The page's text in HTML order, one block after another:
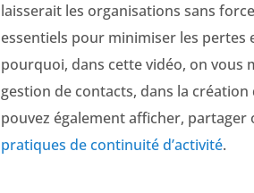
laisserait les organisations sans
essentiels pour minimiser les pertes
pourquoi, dans cette vidéo, on vous
gestion de contacts, dans la
pouvez également afficher, partager
pratiques de continuité d’activité.